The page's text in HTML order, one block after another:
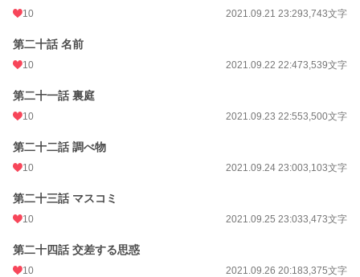
10 2021.09.21 23:293,743文字
第二十話 名前
10 2021.09.22 22:473,539文字
第二十一話 裏庭
10 2021.09.23 22:553,500文字
第二十二話 調べ物
10 2021.09.24 23:003,103文字
第二十三話 マスコミ
10 2021.09.25 23:033,473文字
第二十四話 交差する思惑
10 2021.09.26 20:183,375文字